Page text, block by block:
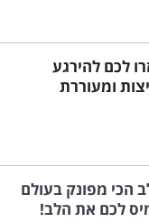
לכם להירגע
ומעוררת
הכי מפונק בעולם
לכם את הלב!